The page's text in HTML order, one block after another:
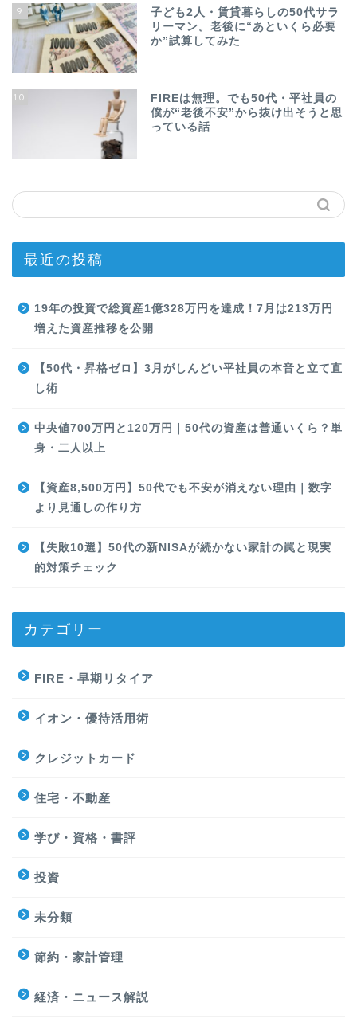
9
子ども2人・賃貸暮らしの50代サラ
リーマン。老後に“あといくら必要
か”試算してみた
10
FIREは無理。でも50代・平社員の
僕が“老後不安”から抜け出そうと思
っている話
最近の投稿
19年の投資で総資産1億328万円を達成！7月は213万円
増えた資産推移を公開
【50代・昇格ゼロ】3月がしんどい平社員の本音と立て直
し術
中央値700万円と120万円｜50代の資産は普通いくら？単
身・二人以上
【資産8,500万円】50代でも不安が消えない理由｜数字
より見通しの作り方
【失敗10選】50代の新NISAが続かない家計の罠と現実
的対策チェック
カテゴリー
FIRE・早期リタイア
イオン・優待活用術
クレジットカード
住宅・不動産
学び・資格・書評
投資
未分類
節約・家計管理
経済・ニュース解説